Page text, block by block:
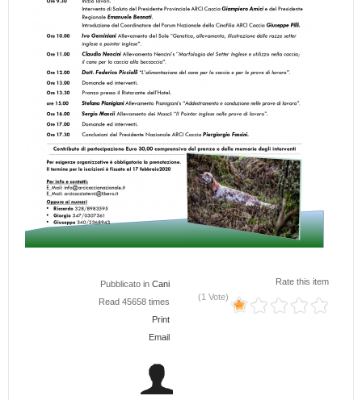
Pubblicato in Cani
Read 45658 times
Print
Email
Rate this item
(1 Vote)